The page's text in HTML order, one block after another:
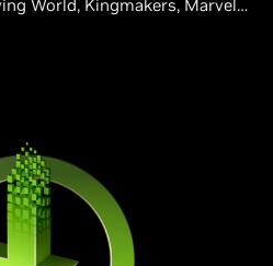
World, Kingmakers, Marvel
Unlimited Solar Crown,
títulos favoritos.